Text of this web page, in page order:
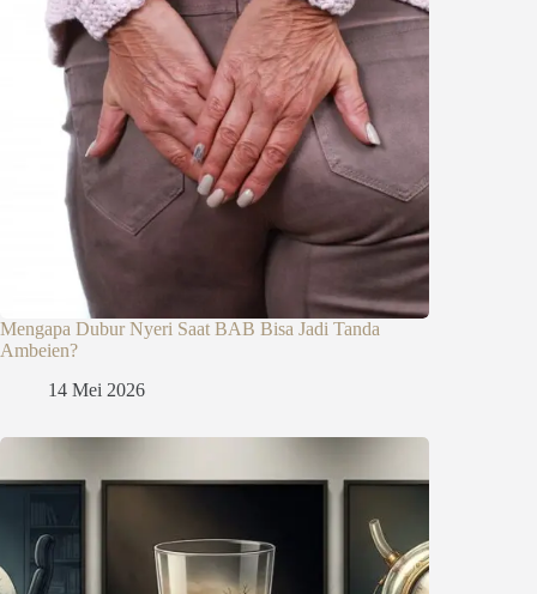
Mengapa Dubur Nyeri Saat BAB Bisa Jadi Tanda
Ambeien?
14 Mei 2026